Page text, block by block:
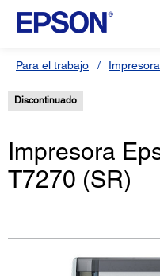
Para el trabajo
Discontinuado
Impresora
T7270 (SR)